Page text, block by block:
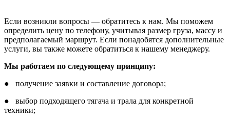
Если возникли вопросы — обратитесь к нам. Мы поможем
определить цену по телефону, учитывая размер груза, массу и
предполагаемый маршрут. Если понадобятся дополнительные
услуги, вы также можете обратиться к нашему менеджеру.
Мы работаем по следующему принципу:
● получение заявки и составление договора;
● выбор подходящего тягача и трала для конкретной
техники;